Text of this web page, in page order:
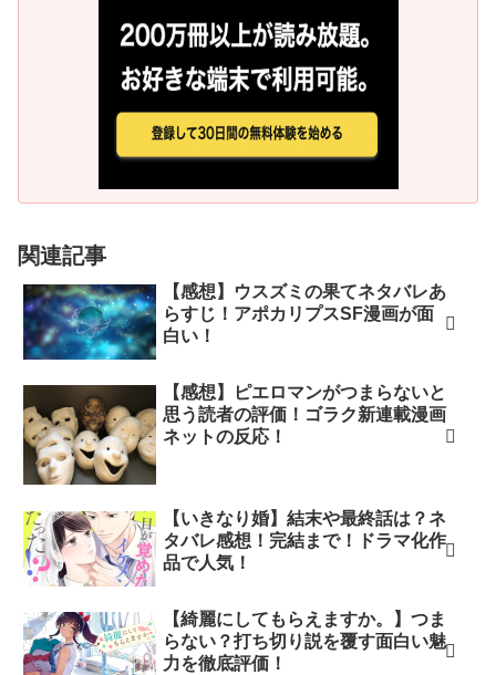
関連記事
【感想】ウスズミの果てネタバレあ
らすじ！アポカリプスSF漫画が面
白い！
【感想】ピエロマンがつまらないと
思う読者の評価！ゴラク新連載漫画
ネットの反応！
【いきなり婚】結末や最終話は？ネ
タバレ感想！完結まで！ドラマ化作
品で人気！
【綺麗にしてもらえますか。】つま
らない？打ち切り説を覆す面白い魅
力を徹底評価！